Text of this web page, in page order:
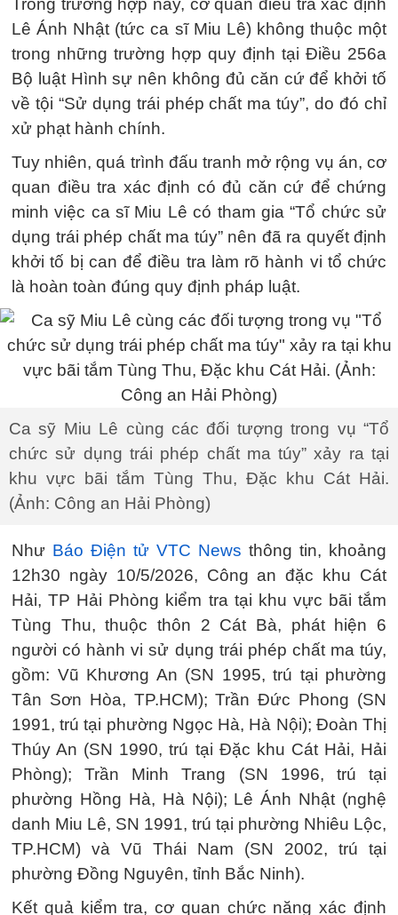
Trong trường hợp này, cơ quan điều tra xác định
Lê Ánh Nhật (tức ca sĩ Miu Lê) không thuộc một
trong những trường hợp quy định tại Điều 256a
Bộ luật Hình sự nên không đủ căn cứ để khởi tố
về tội “Sử dụng trái phép chất ma túy”, do đó chỉ
xử phạt hành chính.
Tuy nhiên, quá trình đấu tranh mở rộng vụ án, cơ
quan điều tra xác định có đủ căn cứ để chứng
minh việc ca sĩ Miu Lê có tham gia “Tổ chức sử
dụng trái phép chất ma túy” nên đã ra quyết định
khởi tố bị can để điều tra làm rõ hành vi tổ chức
là hoàn toàn đúng quy định pháp luật.
Ca sỹ Miu Lê cùng các đối tượng trong vụ “Tổ
chức sử dụng trái phép chất ma túy” xảy ra tại
khu vực bãi tắm Tùng Thu, Đặc khu Cát Hải.
(Ảnh: Công an Hải Phòng)
Như Báo Điện tử VTC News thông tin, khoảng
12h30 ngày 10/5/2026, Công an đặc khu Cát
Hải, TP Hải Phòng kiểm tra tại khu vực bãi tắm
Tùng Thu, thuộc thôn 2 Cát Bà, phát hiện 6
người có hành vi sử dụng trái phép chất ma túy,
gồm: Vũ Khương An (SN 1995, trú tại phường
Tân Sơn Hòa, TP.HCM); Trần Đức Phong (SN
1991, trú tại phường Ngọc Hà, Hà Nội); Đoàn Thị
Thúy An (SN 1990, trú tại Đặc khu Cát Hải, Hải
Phòng); Trần Minh Trang (SN 1996, trú tại
phường Hồng Hà, Hà Nội); Lê Ánh Nhật (nghệ
danh Miu Lê, SN 1991, trú tại phường Nhiêu Lộc,
TP.HCM) và Vũ Thái Nam (SN 2002, trú tại
phường Đồng Nguyên, tỉnh Bắc Ninh).
Kết quả kiểm tra, cơ quan chức năng xác định